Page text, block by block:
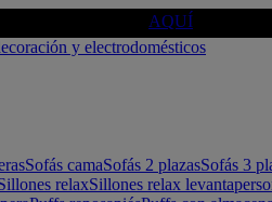
AQUÍ
Sofás camaSofás 2 plazasSofás 3
relaxSillones relax